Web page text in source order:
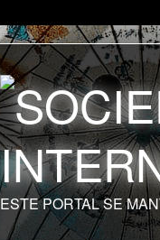
ESTE PORTAL SE